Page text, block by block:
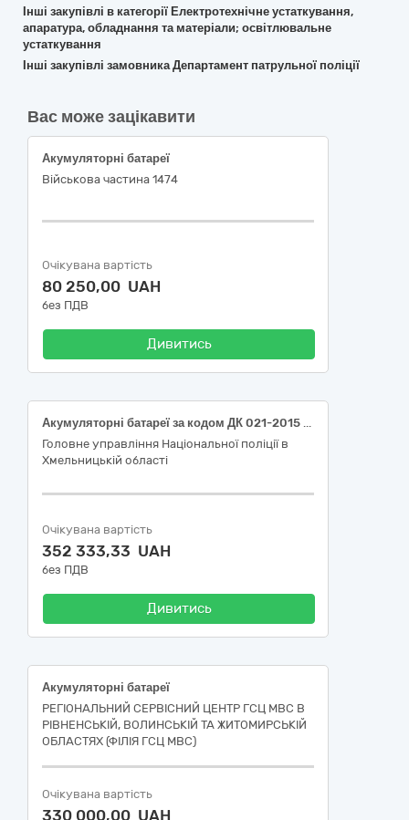
Інші закупівлі в категорії Електротехнічне устаткування,
апаратура, обладнання та матеріали; освітлювальне
устаткування
Інші закупівлі замовника Департамент патрульної поліції
Вас може зацікавити
Акумуляторні батареї
Військова частина 1474
Очікувана вартість
80 250,00 UAH
без ПДВ
Дивитись
Акумуляторні батареї за кодом ДК 021-2015 (CPV) 31440000-2 - Акумуляторні батареї
Головне управління Національної поліції в
Хмельницькій області
Очікувана вартість
352 333,33 UAH
без ПДВ
Дивитись
Акумуляторні батареї
РЕГІОНАЛЬНИЙ СЕРВІСНИЙ ЦЕНТР ГСЦ МВС В
РІВНЕНСЬКІЙ, ВОЛИНСЬКІЙ ТА ЖИТОМИРСЬКІЙ
ОБЛАСТЯХ (ФІЛІЯ ГСЦ МВС)
Очікувана вартість
330 000,00 UAH